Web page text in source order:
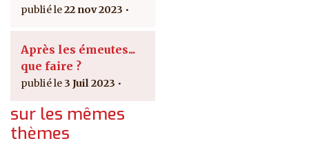
22 nov 2023
Après les émeutes...
que faire ?
3 Juil 2023
sur les mêmes
thèmes